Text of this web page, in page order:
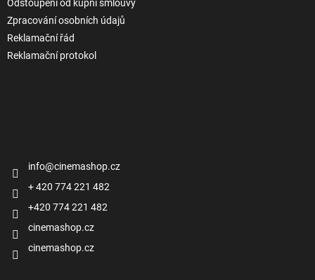
Odstoupení od kupní smlouvy
Zpracování osobních údajů
Reklamační řád
Reklamační protokol
info@cinemashop.cz
+ 420 774 221 482
+420 774 221 482
cinemashop.cz
cinemashop.cz